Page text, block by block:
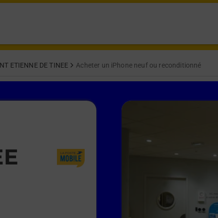
ETIENNE DE TINEE Acheter un iPhone neuf ou reconditionné